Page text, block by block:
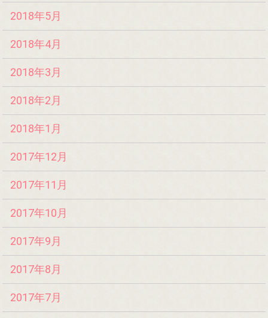
2018年5月
2018年4月
2018年3月
2018年2月
2018年1月
2017年12月
2017年11月
2017年10月
2017年9月
2017年8月
2017年7月